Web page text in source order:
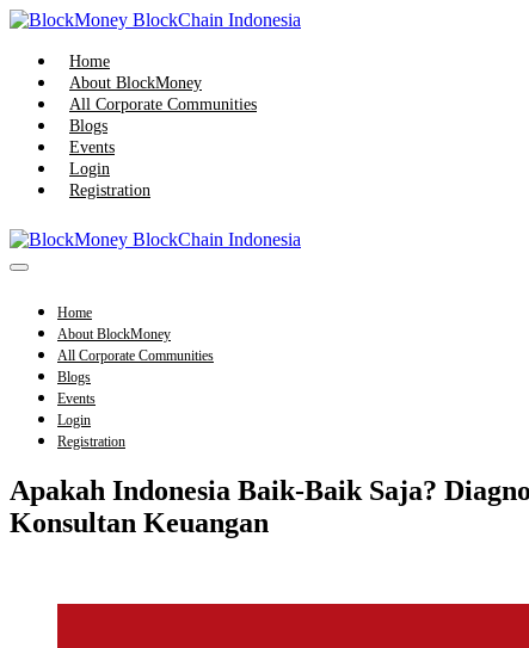
Skip
content
Home
About BlockMoney
All Corporate Communities
Blogs
Events
Login
Registration
Menu
Home
About BlockMoney
All Corporate Communities
Blogs
Events
Login
Registration
Apakah Indonesia Baik-Baik Saja?
Konsultan Keuangan